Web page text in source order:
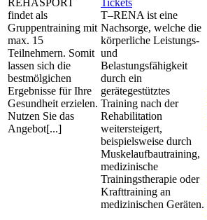
REHASPORT
findet als
Gruppentraining mit
max. 15
Teilnehmern. Somit
lassen sich die
bestmölgichen
Ergebnisse für Ihre
Gesundheit erzielen.
Nutzen Sie das
Angebot[...]
Tickets
T–RENA ist eine
Nachsorge, welche die
körperliche Leistungs-
und
Belastungsfähigkeit
durch ein
gerätegestütztes
Training nach der
Rehabilitation
weitersteigert,
beispielsweise durch
Muskelaufbautraining,
medizinische
Trainingstherapie oder
Krafttraining an
medizinischen Geräten.